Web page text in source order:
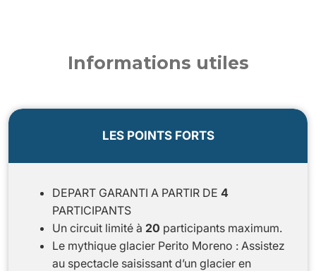
Informations utiles
LES POINTS FORTS
DEPART GARANTI A PARTIR DE 4
PARTICIPANTS
Un circuit limité à 20 participants maximum.
Le mythique glacier Perito Moreno : Assistez
au spectacle saisissant d’un glacier en